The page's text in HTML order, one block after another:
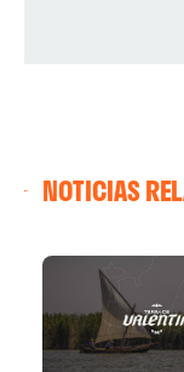
NOTICIAS